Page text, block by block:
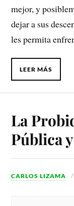
mejor, y
dejar a sus
les permita
LEER MÁS
La
Pública
CARLOS LIZAMA